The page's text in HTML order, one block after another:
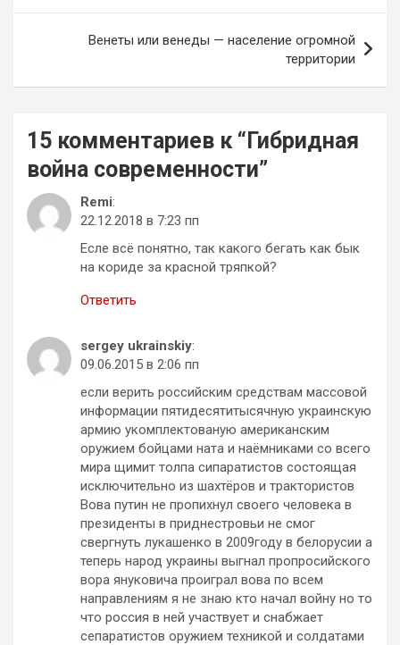
Венеты или венеды — население огромной
территории
15 комментариев к “ Гибридная
война современности”
Remi:
22.12.2018 в 7:23 пп
Есле всё понятно, так какого бегать как бык
на кориде за красной тряпкой?
Ответить
sergey ukrainskiy:
09.06.2015 в 2:06 пп
если верить российским средствам массовой
информации пятидесятитысячную украинскую
армию укомплектованую американским
оружием бойцами ната и наёмниками со всего
мира щимит толпа сипаратистов состоящая
исключительно из шахтёров и трактористов
Вова путин не пропихнул своего человека в
президенты в приднестровьи не смог
свергнуть лукашенко в 2009году в белорусии а
теперь народ украины выгнал пропросийского
вора януковича проиграл вова по всем
направлениям я не знаю кто начал войну но то
что россия в ней участвует и снабжает
сепаратистов оружием техникой и солдатами